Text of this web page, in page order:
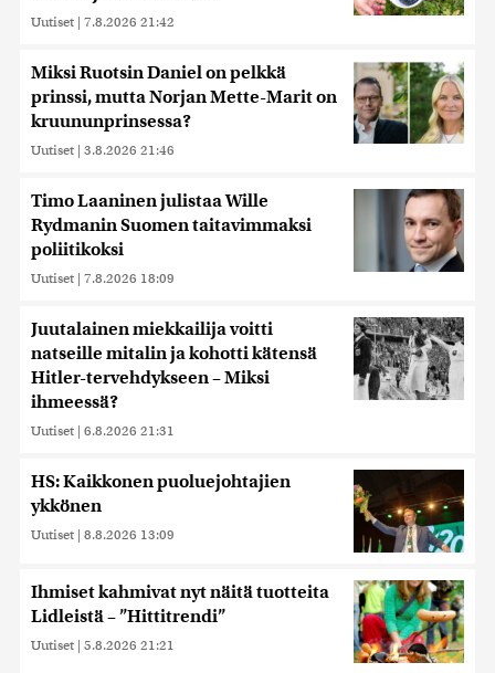
Uutiset | 7.8.2026 21:42
Miksi Ruotsin Daniel on pelkkä
prinssi, mutta Norjan Mette-Marit on
kruununprinsessa?
Uutiset | 3.8.2026 21:46
Timo Laaninen julistaa Wille
Rydmanin Suomen taitavimmaksi
poliitikoksi
Uutiset | 7.8.2026 18:09
Juutalainen miekkailija voitti
natseille mitalin ja kohotti kätensä
Hitler-tervehdykseen – Miksi
ihmeessä?
Uutiset | 6.8.2026 21:31
HS: Kaikkonen puoluejohtajien
ykkönen
Uutiset | 8.8.2026 13:09
Ihmiset kahmivat nyt näitä tuotteita
Lidleistä – ”Hittitrendi”
Uutiset | 5.8.2026 21:21